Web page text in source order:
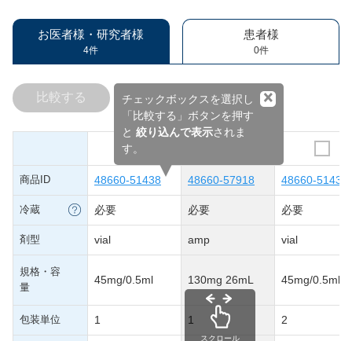
お医者様・研究者様
4件
患者様
0件
チェックボックスを選択し
「比較する」ボタンを押す
と 絞り込んで表示されま
す。
×
比較する
商品ID 48660-51438 48660-57918 48660-51439
冷蔵 必要 必要 必要
剤型 vial amp vial
規格・容
量
45mg/0.5ml 130mg 26mL 45mg/0.5ml
包装単位 1 1 2
スクロール